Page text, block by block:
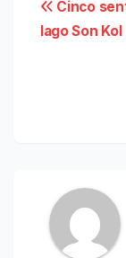
de
Cinco
lago Son Kol